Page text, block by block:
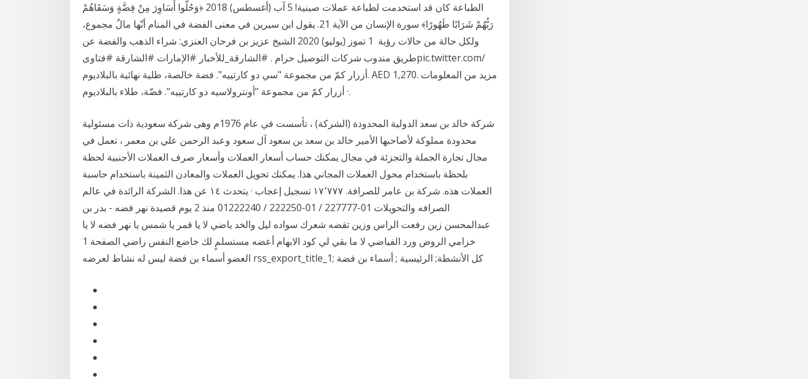
الطباعة كان قد استخدمت لطباعة عملات صينية! 5 آب (أغسطس) 2018 ﴿وَحُلُّوا أَسَاوِرَ مِنْ فِضَّةٍ وَسَقَاهُمْ
رَبُّهُمْ شَرَابًا طَهُورًا﴾ سورة الإنسان من الآية 21. يقول ابن سيرين في معنى الفضة في المنام أنّها مالٌ مجموع،
ولكل حالة من حالات رؤية 1 تموز (يوليو) 2020 الشيخ عزيز بن فرحان العنزي: شراء الذهب والفضة عن
طريق مندوب شركات التوصيل حرام . #الشارقة_للأخبار #الإمارات #الشارقة #فتاوىpic.twitter.com/
أزرار كمّ من مجموعة "سي دو كارتييه". فضة خالصة، طلية نهائية بالبلاديوم. AED 1,270. مزيد من المعلومات
· أزرار كمّ من مجموعة "أونترولاسيه دو كارتييه". فضّة، طلاء بالبلاديوم.
شركة خالد بن سعد الدولية المحدودة (الشركة) ، تأسست في عام 1976م وهى شركة سعودية ذات مسئولية
محدودة مملوكة لأصاحبها الأمير خالد بن سعد بن سعود آل سعود وعبد الرحمن علي بن معمر ، تعمل في
مجال تجارة الجملة والتجزئة في مجال يمكنك حساب أسعار العملات وأسعار صرف العملات الأجنبية لحظة
بلحظة باستخدام محول العملات المجاني هذا. يمكنك تحويل العملات والمعادن الثمينة باستخدام حاسبة
العملات هذه. ‏شركة بن عامر للصرافة‏. ‏‏١٧٬٧٧٧‏ تسجيل إعجاب · يتحدث ‏١٤‏ عن هذا‏. ‏الشركة الرائدة في عالم
الصرافه والتحويلات 01-227777 / 01-222250 / 01222240‏ منذ 2 يوم قصيدة نهر فضه - بدر بن
عبدالمحسن زين رفعت الراس وزين تقضه شعرك سواده ليل والخد ياضي لا يا قمر يا شمس يا نهر فضه لا يا
خزامي الروض ورد الفياضي لا ما بقي لي كود الابهام أعضه مستسلمٍ لك خاضع النفس راضي الصفحة 1
العضو أسماء بن فضة ليس له نشاط لعرضه rss_export_title_1; كل الأنشطة; الرئيسية ; أسماء بن فضة